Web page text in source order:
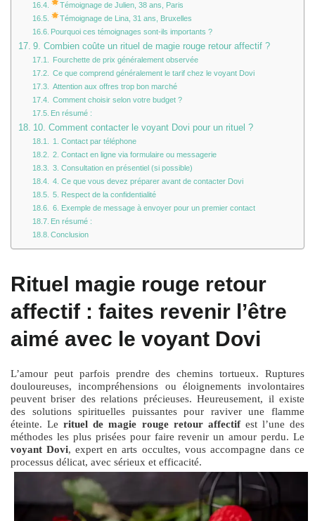
Témoignage de Julien, 38 ans, Paris
Témoignage de Lina, 31 ans, Bruxelles
Pourquoi ces témoignages sont-ils importants ?
9. Combien coûte un rituel de magie rouge retour affectif ?
Fourchette de prix généralement observée
Ce que comprend généralement le tarif chez le voyant Dovi
Attention aux offres trop bon marché
Comment choisir selon votre budget ?
En résumé :
10. Comment contacter le voyant Dovi pour un rituel ?
1. Contact par téléphone
2. Contact en ligne via formulaire ou messagerie
3. Consultation en présentiel (si possible)
4. Ce que vous devez préparer avant de contacter Dovi
5. Respect de la confidentialité
6. Exemple de message à envoyer pour un premier contact
En résumé :
Conclusion
Rituel magie rouge retour
affectif : faites revenir l’être
aimé avec le voyant Dovi
L’amour peut parfois prendre des chemins tortueux. Ruptures
douloureuses, incompréhensions ou éloignements involontaires
peuvent briser des relations précieuses. Heureusement, il existe
des solutions spirituelles puissantes pour raviver une flamme
éteinte. Lerituel de magie rouge retour affectifest l’une des
méthodes les plus prisées pour faire revenir un amour perdu. Le
voyant Dovi, expert en arts occultes, vous accompagne dans ce
processus délicat, avec sérieux et efficacité.